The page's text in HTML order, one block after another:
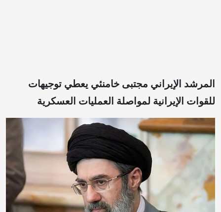
المرشد الإيراني مجتبى خامنئي يعطي توجيهات
للقوات الإيرانية لمواصلة العمليات العسكرية